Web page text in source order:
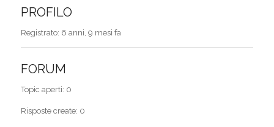
PROFILO
Registrato: 6 anni, 9 mesi fa
FORUM
Topic aperti: 0
Risposte create: 0